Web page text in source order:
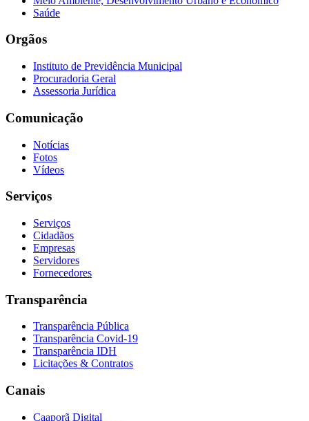
Saúde
Orgãos
Instituto de Previdência Municipal
Procuradoria Geral
Assessoria Jurídica
Comunicação
Notícias
Fotos
Vídeos
Serviços
Serviços
Cidadãos
Empresas
Servidores
Fornecedores
Transparência
Transparência Pública
Transparência Covid-19
Transparência IDH
Licitações & Contratos
Canais
Caaporã Digital